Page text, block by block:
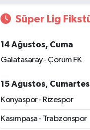
Süper Lig
14 Ağustos, Cuma
Galatasaray - Çorum FK
15 Ağustos,
Konyaspor - Rizespor
Kasımpaşa - Trabzonspor